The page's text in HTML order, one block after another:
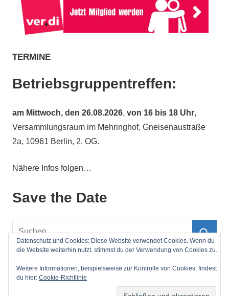
TERMINE
Betriebsgruppentreffen:
am Mittwoch, den 26.08.2026, von 16 bis 18 Uhr,
Versammlungsraum im Mehringhof, Gneisenaustraße
2a, 10961 Berlin, 2. OG.
Nähere Infos folgen…
Save the Date
Suchen
nach:
Impressum
Datenschutz und Cookies: Diese Website verwendet Cookies. Wenn du
die Website weiterhin nutzt, stimmst du der Verwendung von Cookies zu.
Weitere Informationen, beispielsweise zur Kontrolle von Cookies, findest
du hier: Cookie-Richtlinie